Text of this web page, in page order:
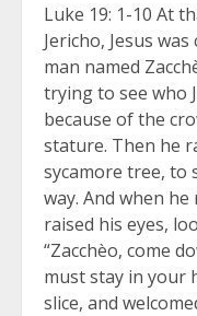
Luke 19: 1-10 At
Jericho, Jesus
man named
trying to see who
because of the
stature. Then he
sycamore tree, to
way. And when he
raised his eyes,
“Zacchèo, come
must stay in your
slice, and